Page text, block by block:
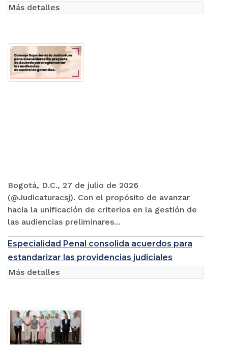
Bogotá, D.C., 27 de julio de 2026
(@Judicaturacsj). Con el propósito de avanzar
hacia la unificación de criterios en la gestión de
las audiencias preliminares...
Más detalles
Especialidad Penal consolida acuerdos para
estandarizar las providencias judiciales
Más detalles